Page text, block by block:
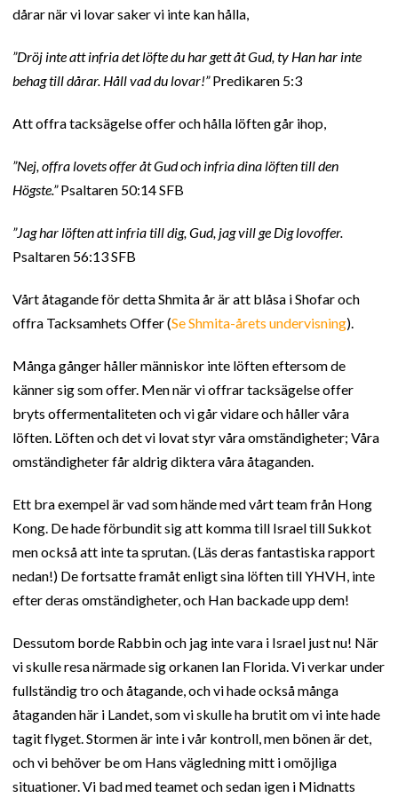
dårar när vi lovar saker vi inte kan hålla,
”Dröj inte att infria det löfte du har gett åt Gud, ty Han har inte
behag till dårar. Håll vad du lovar!”Predikaren 5:3
Att offra tacksägelse offer och hålla löften går ihop,
”Nej, offra lovets offer åt Gud och infria dina löften till den
Högste.”Psaltaren 50:14 SFB
”Jag har löften att infria till dig, Gud, jag vill ge Dig lovoffer.
Psaltaren 56:13 SFB
Vårt åtagande för detta Shmita år är att blåsa i Shofar och
offra Tacksamhets Offer (Se Shmita-årets undervisning).
Många gånger håller människor inte löften eftersom de
känner sig som offer. Men när vi offrar tacksägelse offer
bryts offermentaliteten och vi går vidare och håller våra
löften. Löften och det vi lovat styr våra omständigheter; Våra
omständigheter får aldrig diktera våra åtaganden.
Ett bra exempel är vad som hände med vårt team från Hong
Kong. De hade förbundit sig att komma till Israel till Sukkot
men också att inte ta sprutan. (Läs deras fantastiska rapport
nedan!) De fortsatte framåt enligt sina löften till YHVH, inte
efter deras omständigheter, och Han backade upp dem!
Dessutom borde Rabbin och jag inte vara i Israel just nu! När
vi skulle resa närmade sig orkanen Ian Florida. Vi verkar under
fullständig tro och åtagande, och vi hade också många
åtaganden här i Landet, som vi skulle ha brutit om vi inte hade
tagit flyget. Stormen är inte i vår kontroll, men bönen är det,
och vi behöver be om Hans vägledning mitt i omöjliga
situationer. Vi bad med teamet och sedan igen i Midnatts